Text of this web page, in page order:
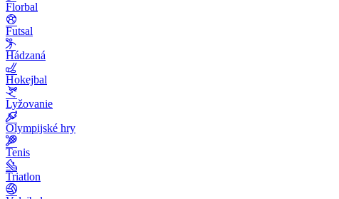
Florbal
Futsal
Hádzaná
Hokejbal
Lyžovanie
Olympijské hry
Tenis
Triatlon